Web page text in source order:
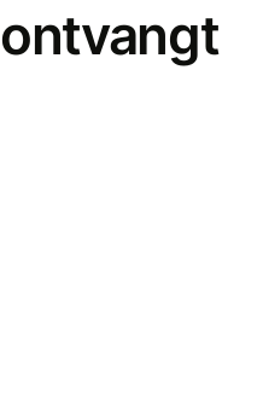
ontvangt